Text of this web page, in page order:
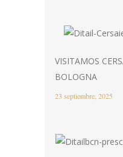
VISITAMOS
BOLOGNA
23 septiembre, 2025